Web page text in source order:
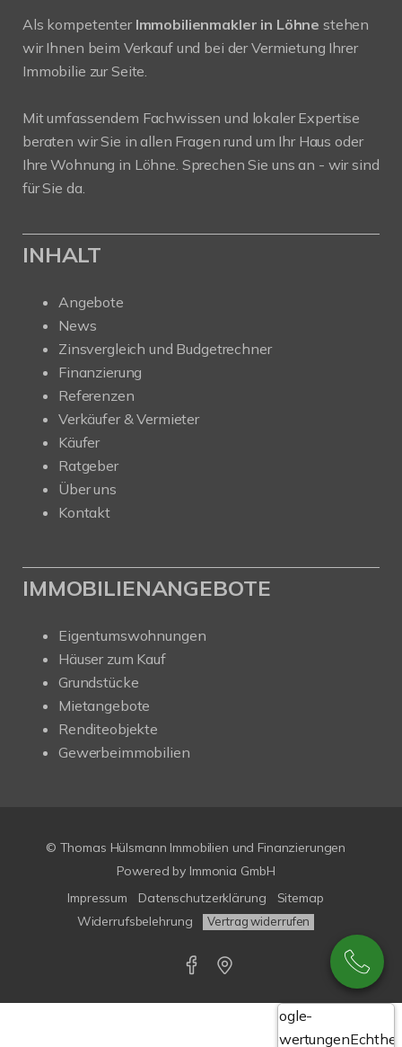
Als kompetenter Immobilienmakler in Löhne stehen
wir Ihnen beim Verkauf und bei der Vermietung Ihrer
Immobilie zur Seite.
Mit umfassendem Fachwissen und lokaler Expertise
beraten wir Sie in allen Fragen rund um Ihr Haus oder
Ihre Wohnung in Löhne. Sprechen Sie uns an - wir sind
für Sie da.
INHALT
Angebote
News
Zinsvergleich und Budgetrechner
Finanzierung
Referenzen
Verkäufer & Vermieter
Käufer
Ratgeber
Über uns
Kontakt
IMMOBILIENANGEBOTE
Eigentumswohnungen
Häuser zum Kauf
Grundstücke
Mietangebote
Renditeobjekte
Gewerbeimmobilien
© Thomas Hülsmann Immobilien und Finanzierungen
Powered by Immonia GmbH
Impressum
Datenschutzerklärung
Sitemap
Widerrufsbelehrung
Vertrag widerrufen
Google-
Bewertungen